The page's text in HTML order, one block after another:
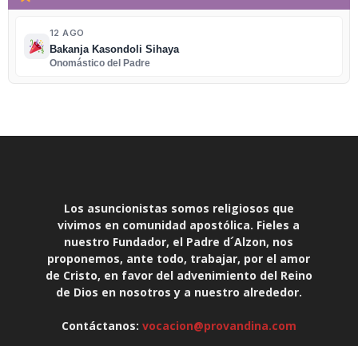
12 AGO
Bakanja Kasondoli Sihaya
Onomástico del Padre
Los asuncionistas somos religiosos que
vivimos en comunidad apostólica. Fieles a
nuestro Fundador, el Padre d´Alzon, nos
proponemos, ante todo, trabajar, por el amor
de Cristo, en favor del advenimiento del Reino
de Dios en nosotros y a nuestro alrededor.
Contáctanos: vocacion@provandina.com